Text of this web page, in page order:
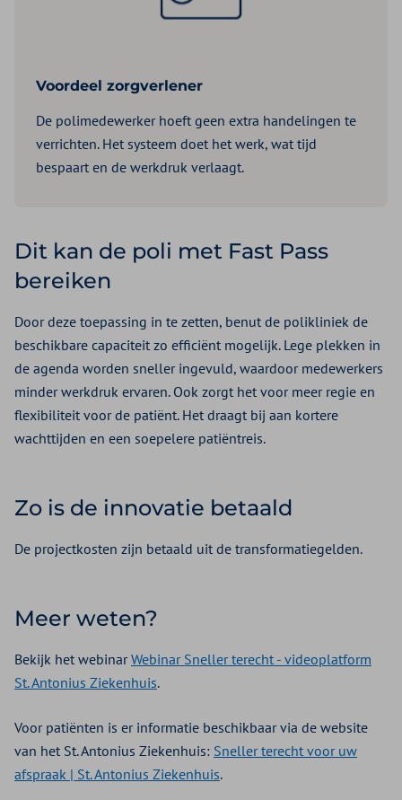
Voordeel zorgverlener
De polimedewerker hoeft geen extra handelingen te
verrichten. Het systeem doet het werk, wat tijd
bespaart en de werkdruk verlaagt.
Dit kan de poli met Fast Pass
bereiken
Door deze toepassing in te zetten, benut de polikliniek de
beschikbare capaciteit zo efficiënt mogelijk. Lege plekken in
de agenda worden sneller ingevuld, waardoor medewerkers
minder werkdruk ervaren. Ook zorgt het voor meer regie en
flexibiliteit voor de patiënt. Het draagt bij aan kortere
wachttijden en een soepelere patiëntreis.
Zo is de innovatie betaald
De projectkosten zijn betaald uit de transformatiegelden.
Meer weten?
Bekijk het webinarWebinar Sneller terecht - videoplatform
St. Antonius Ziekenhuis.
Voor patiënten is er informatie beschikbaar via de website
van het St. Antonius Ziekenhuis: Sneller terecht voor uw
afspraak | St. Antonius Ziekenhuis.